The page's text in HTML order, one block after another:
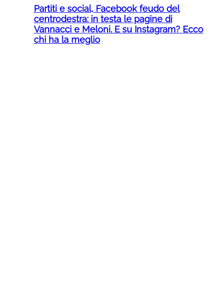
Partiti e social, Facebook feudo del
centrodestra: in testa le pagine di
Vannacci e Meloni. E su Instagram? Ecco
chi ha la meglio